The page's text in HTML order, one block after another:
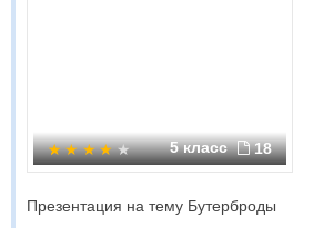
5 класс 18
Презентация на тему Бутерброды